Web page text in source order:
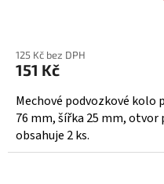
125 Kč bez DPH
151 Kč
Mechové podvozkové kolo
76 mm, šířka 25 mm,
obsahuje 2 ks.